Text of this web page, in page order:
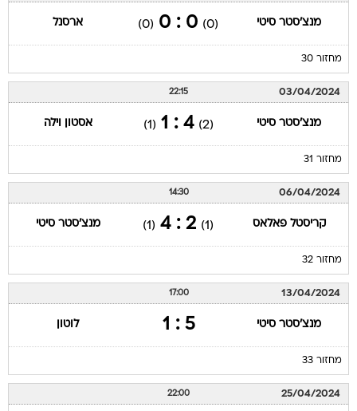
מנצ'סטר סיטי (0)
0 : 0
(0) ארסנל
מחזור 30
03/04/2024
22:15
מנצ'סטר סיטי (2)
4 : 1
(1) אסטון וילה
מחזור 31
06/04/2024
14:30
קריסטל פאלאס (1)
2 : 4
(1) מנצ'סטר סיטי
מחזור 32
13/04/2024
17:00
מנצ'סטר סיטי 5 : 1 לוטון
מחזור 33
25/04/2024
22:00